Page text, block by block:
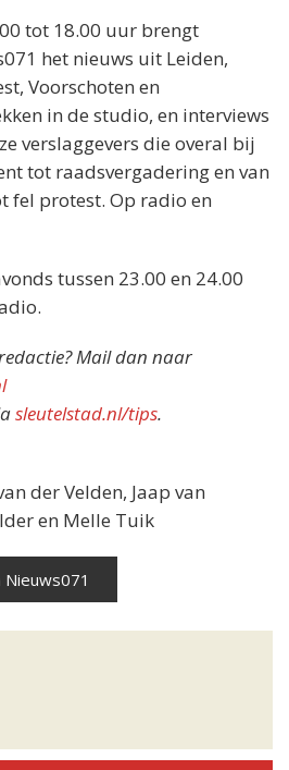
tot 18.00 uur brengt
het nieuws uit Leiden,
Voorschoten en
in de studio, en interviews
verslaggevers die overal bij
tot raadsvergadering en van
fel protest. Op radio en
tussen 23.00 en 24.00
Mail dan naar
sleutelstad.nl/tips.
der Velden, Jaap van
en Melle Tuik